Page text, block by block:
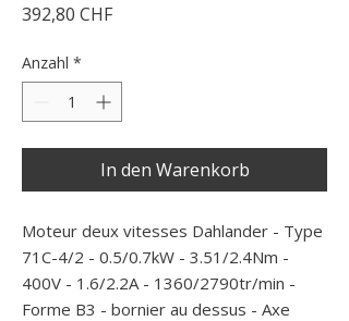
392,80 CHFPreis
Anzahl *
In den Warenkorb
Moteur deux vitesses Dahlander - Type
71C-4/2 - 0.5/0.7kW - 3.51/2.4Nm -
400V - 1.6/2.2A - 1360/2790tr/min -
Forme B3 - bornier au dessus - Axe